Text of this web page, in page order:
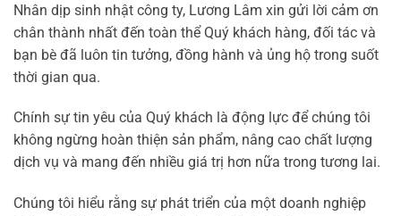
Nhân dịp sinh nhật công ty, Lương Lâm xin gửi lời cảm ơn
chân thành nhất đến toàn thể Quý khách hàng, đối tác và
bạn bè đã luôn tin tưởng, đồng hành và ủng hộ trong suốt
thời gian qua.
Chính sự tin yêu của Quý khách là động lực để chúng tôi
không ngừng hoàn thiện sản phẩm, nâng cao chất lượng
dịch vụ và mang đến nhiều giá trị hơn nữa trong tương lai.
Chúng tôi hiểu rằng sự phát triển của một doanh nghiệp